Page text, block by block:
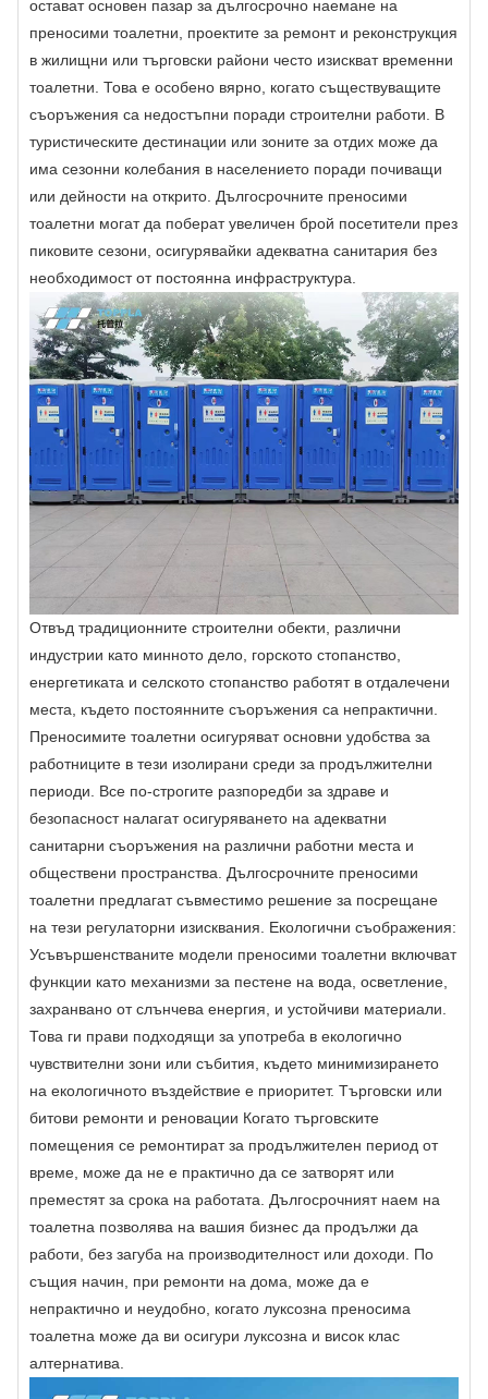
остават основен пазар за дългосрочно наемане на
преносими тоалетни, проектите за ремонт и реконструкция
в жилищни или търговски райони често изискват временни
тоалетни. Това е особено вярно, когато съществуващите
съоръжения са недостъпни поради строителни работи. В
туристическите дестинации или зоните за отдих може да
има сезонни колебания в населението поради почиващи
или дейности на открито. Дългосрочните преносими
тоалетни могат да поберат увеличен брой посетители през
пиковите сезони, осигурявайки адекватна санитария без
необходимост от постоянна инфраструктура.
Отвъд традиционните строителни обекти, различни
индустрии като минното дело, горското стопанство,
енергетиката и селското стопанство работят в отдалечени
места, където постоянните съоръжения са непрактични.
Преносимите тоалетни осигуряват основни удобства за
работниците в тези изолирани среди за продължителни
периоди. Все по-строгите разпоредби за здраве и
безопасност налагат осигуряването на адекватни
санитарни съоръжения на различни работни места и
обществени пространства. Дългосрочните преносими
тоалетни предлагат съвместимо решение за посрещане
на тези регулаторни изисквания. Екологични съображения:
Усъвършенстваните модели преносими тоалетни включват
функции като механизми за пестене на вода, осветление,
захранвано от слънчева енергия, и устойчиви материали.
Това ги прави подходящи за употреба в екологично
чувствителни зони или събития, където минимизирането
на екологичното въздействие е приоритет. Търговски или
битови ремонти и реновации Когато търговските
помещения се ремонтират за продължителен период от
време, може да не е практично да се затворят или
преместят за срока на работата. Дългосрочният наем на
тоалетна позволява на вашия бизнес да продължи да
работи, без загуба на производителност или доходи. По
същия начин, при ремонти на дома, може да е
непрактично и неудобно, когато луксозна преносима
тоалетна може да ви осигури луксозна и висок клас
алтернатива.